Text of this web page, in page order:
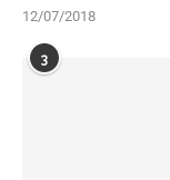
12/07/2018
3